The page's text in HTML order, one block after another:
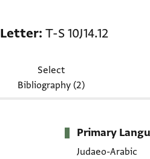
Letter T-S 10J14.12
Select
Bibliography (2)
Primary
Judaeo-Arabic